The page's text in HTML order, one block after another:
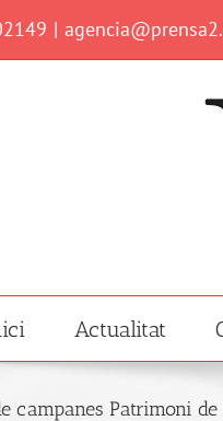
|
Actualitat
campanes Patrimoni de